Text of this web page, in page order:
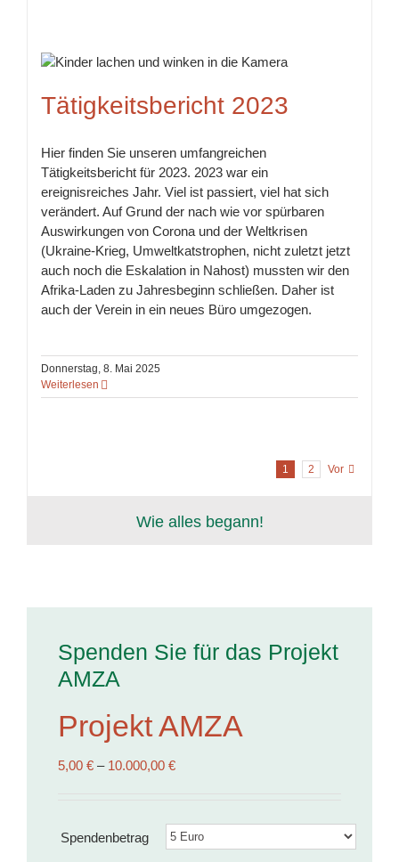
Tätigkeitsbericht 2023
Hier finden Sie unseren umfangreichen
Tätigkeitsbericht für 2023. 2023 war ein
ereignisreiches Jahr. Viel ist passiert, viel hat sich
verändert. Auf Grund der nach wie vor spürbaren
Auswirkungen von Corona und der Weltkrisen
(Ukraine-Krieg, Umweltkatstrophen, nicht zuletzt jetzt
auch noch die Eskalation in Nahost) mussten wir den
Afrika-Laden zu Jahresbeginn schließen. Daher ist
auch der Verein in ein neues Büro umgezogen.
Donnerstag, 8. Mai 2025
Weiterlesen
1 2 Vor
Wie alles begann!
Spenden Sie für das Projekt
AMZA
Projekt AMZA
5,00 €– 10.000,00 €
Spendenbetrag